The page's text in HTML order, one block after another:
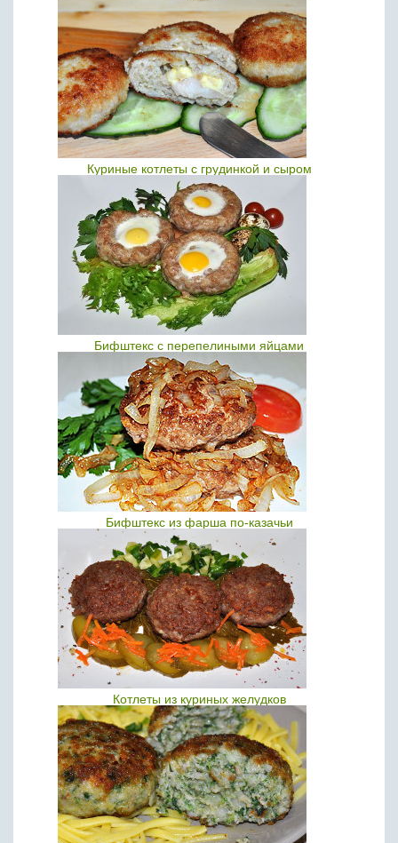
Куриные котлеты с грудинкой и сыром
Бифштекс с перепелиными яйцами
Бифштекс из фарша по-казачьи
Котлеты из куриных желудков